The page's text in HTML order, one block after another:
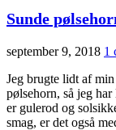
Sunde
september 9, 2018 1
Jeg brugte lidt af
pølsehorn, så jeg
er gulerod og
smag, er det også